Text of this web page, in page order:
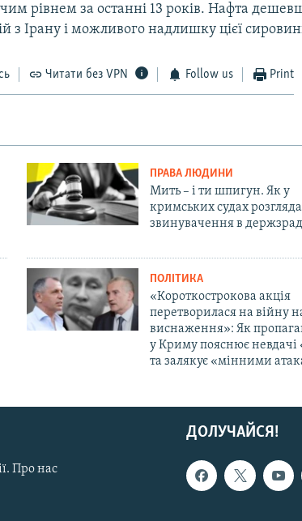
рівнем за останні 13 років. Нафта
з Ірану і можливого надлишку цієї
Читати без VPN Follow us Print
ПРАВА ЛЮДИНИ
Мить – і ти шпигун. Як у
кримських судах
звинувачення в
ПОЛІТИКА
«Короткострокова акція
перетворилася на війну
виснаження»: Як
у Криму пояснює
та залякує «мінними
ДОЛУЧАЙСЯ!
Про нас